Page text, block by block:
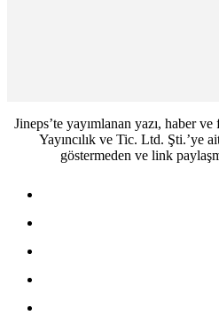
Jineps’te yayımlanan yazı, haber
Yayıncılık ve Tic. Ltd. Şti.’ye
göstermeden ve link